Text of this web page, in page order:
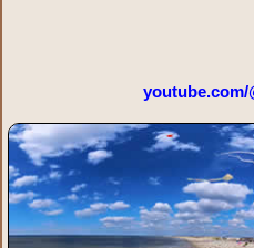
youtube.com/